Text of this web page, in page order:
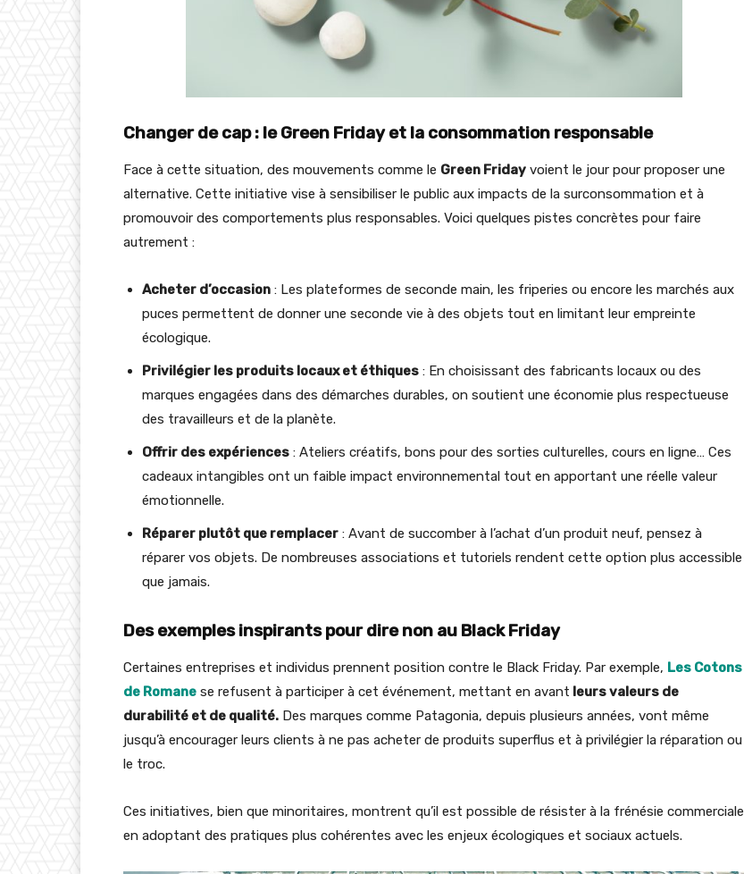
Changer de cap : le Green Friday et la consommation responsable
Face à cette situation, des mouvements comme le Green Friday voient le jour pour proposer une
alternative. Cette initiative vise à sensibiliser le public aux impacts de la surconsommation et à
promouvoir des comportements plus responsables. Voici quelques pistes concrètes pour faire
autrement :
Acheter d’occasion : Les plateformes de seconde main, les friperies ou encore les marchés aux
puces permettent de donner une seconde vie à des objets tout en limitant leur empreinte
écologique.
Privilégier les produits locaux et éthiques : En choisissant des fabricants locaux ou des
marques engagées dans des démarches durables, on soutient une économie plus respectueuse
des travailleurs et de la planète.
Offrir des expériences : Ateliers créatifs, bons pour des sorties culturelles, cours en ligne… Ces
cadeaux intangibles ont un faible impact environnemental tout en apportant une réelle valeur
émotionnelle.
Réparer plutôt que remplacer : Avant de succomber à l’achat d’un produit neuf, pensez à
réparer vos objets. De nombreuses associations et tutoriels rendent cette option plus accessible
que jamais.
Des exemples inspirants pour dire non au Black Friday
Certaines entreprises et individus prennent position contre le Black Friday. Par exemple, Les Cotons
de Romane se refusent à participer à cet événement, mettant en avant leurs valeurs de
durabilité et de qualité. Des marques comme Patagonia, depuis plusieurs années, vont même
jusqu’à encourager leurs clients à ne pas acheter de produits superflus et à privilégier la réparation ou
le troc.
Ces initiatives, bien que minoritaires, montrent qu’il est possible de résister à la frénésie commerciale
en adoptant des pratiques plus cohérentes avec les enjeux écologiques et sociaux actuels.